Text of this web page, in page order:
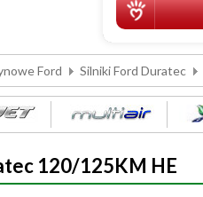
Ford Silniki Ford Duratec
120/125KM HE